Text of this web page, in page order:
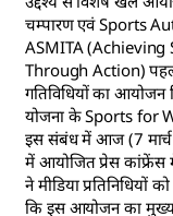
चम्पारण एवं Sports
ASMITA
Through Action)
गतिविधियों का आयोजन
योजना के Sports for
इस संबंध में आज (7
में आयोजित प्रेस कांफ्रेंस
ने मीडिया प्रतिनिधियों
कि इस आयोजन का